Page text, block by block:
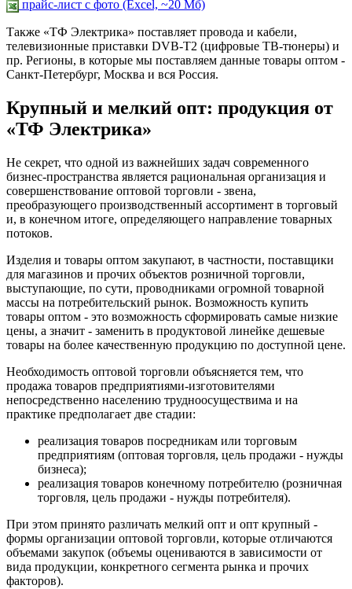
прайс-лист c фото (Excel, ~20 Мб)
Также «ТФ Электрика» поставляет провода и кабели,
телевизионные приставки DVB-T2 (цифровые ТВ-тюнеры) и
пр. Регионы, в которые мы поставляем данные товары оптом -
Санкт-Петербург, Москва и вся Россия.
Крупный и мелкий опт: продукция от
«ТФ Электрика»
Не секрет, что одной из важнейших задач современного
бизнес-пространства является рациональная организация и
совершенствование оптовой торговли - звена,
преобразующего производственный ассортимент в торговый
и, в конечном итоге, определяющего направление товарных
потоков.
Изделия и товары оптом закупают, в частности, поставщики
для магазинов и прочих объектов розничной торговли,
выступающие, по сути, проводниками огромной товарной
массы на потребительский рынок. Возможность купить
товары оптом - это возможность сформировать самые низкие
цены, а значит - заменить в продуктовой линейке дешевые
товары на более качественную продукцию по доступной цене.
Необходимость оптовой торговли объясняется тем, что
продажа товаров предприятиями-изготовителями
непосредственно населению трудноосуществима и на
практике предполагает две стадии:
реализация товаров посредникам или торговым
предприятиям (оптовая торговля, цель продажи - нужды
бизнеса);
реализация товаров конечному потребителю (розничная
торговля, цель продажи - нужды потребителя).
При этом принято различать мелкий опт и опт крупный -
формы организации оптовой торговли, которые отличаются
объемами закупок (объемы оцениваются в зависимости от
вида продукции, конкретного сегмента рынка и прочих
факторов).